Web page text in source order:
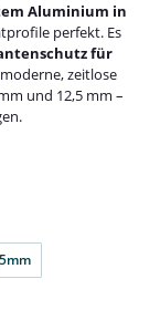
Aluminium in
perfekt. Es
für
zeitlose
und 12,5 mm –
12,5mm